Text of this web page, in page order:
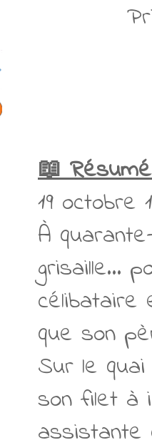
📖
19 octobre
À
grisaille…
célibataire
que son
Sur le
son filet à